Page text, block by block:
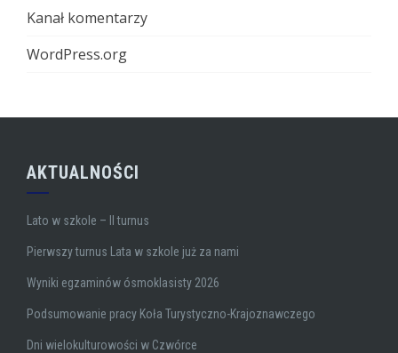
Kanał komentarzy
WordPress.org
AKTUALNOŚCI
Lato w szkole – II turnus
Pierwszy turnus Lata w szkole już za nami
Wyniki egzaminów ósmoklasisty 2026
Podsumowanie pracy Koła Turystyczno-Krajoznawczego
Dni wielokulturowości w Czwórce